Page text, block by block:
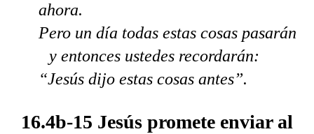
ahora.
Pero un día todas estas cosas pasarán
y entonces ustedes recordarán:
“Jesús dijo estas cosas antes”.
16.4b-15 Jesús promete enviar al